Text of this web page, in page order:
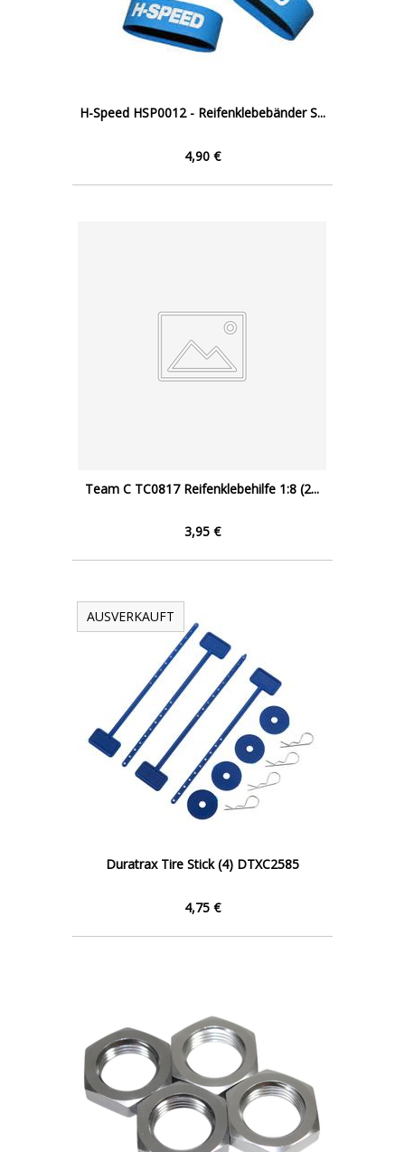
H-Speed HSP0012 - Reifenklebebänder S...
4,90 €
Team C TC0817 Reifenklebehilfe 1:8 (2...
3,95 €
AUSVERKAUFT
Duratrax Tire Stick (4) DTXC2585
4,75 €